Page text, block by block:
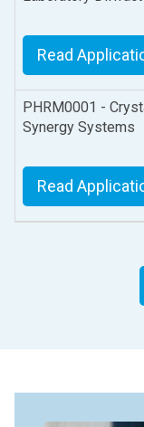
Read
PHRM0001 -
Synergy Systems
Read